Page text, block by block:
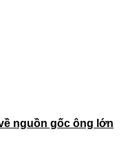
nguồn gốc ông lớn